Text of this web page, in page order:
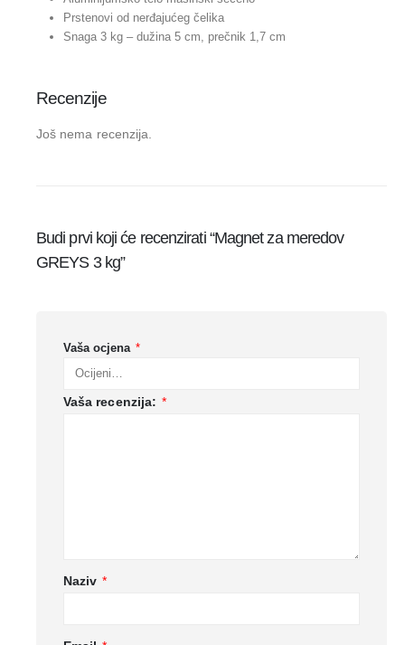
Prstenovi od nerđajućeg čelika
Snaga 3 kg – dužina 5 cm, prečnik 1,7 cm
Recenzije
Još nema recenzija.
Budi prvi koji će recenzirati “Magnet za meredov
GREYS 3 kg”
Vaša ocjena *
Vaša recenzija: *
Naziv *